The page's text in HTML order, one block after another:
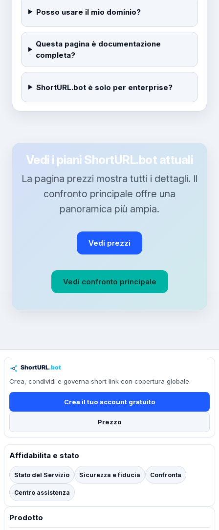
Posso usare il mio dominio?
Questa pagina è documentazione
completa?
ShortURL.bot è solo per enterprise?
Vedi i piani ShortURL.bot attuali
La pagina prezzi mostra tutti i dettagli. Il
confronto principale offre una
panoramica più ampia.
Vedi prezzi
Vedi confronto principale
Crea, condividi e governa short link con copertura globale.
Crea il tuo account gratuito
Prezzo
Affidabilita e stato
Stato del Servizio Sicurezza e fiducia Confronta
Centro assistenza
Prodotto